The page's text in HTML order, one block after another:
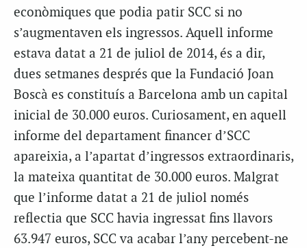
econòmiques que podia patir SCC si no
s’augmentaven els ingressos. Aquell informe
estava datat a 21 de juliol de 2014, és a dir,
dues setmanes després que la Fundació Joan
Boscà es constituís a Barcelona amb un capital
inicial de 30.000 euros. Curiosament, en aquell
informe del departament financer d’SCC
apareixia, a l’apartat d’ingressos extraordinaris,
la mateixa quantitat de 30.000 euros. Malgrat
que l’informe datat a 21 de juliol només
reflectia que SCC havia ingressat fins llavors
63.947 euros, SCC va acabar l’any percebent-ne